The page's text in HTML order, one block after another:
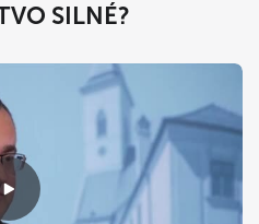
SILNÉ?